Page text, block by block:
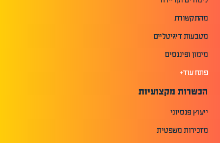
מהתקשורת
מטבעות דיגיטליים
מימון ופיננסים
פתח עוד+
הכשרות מקצועיות
ייעוץ פנסיוני
מזכירות משפטית